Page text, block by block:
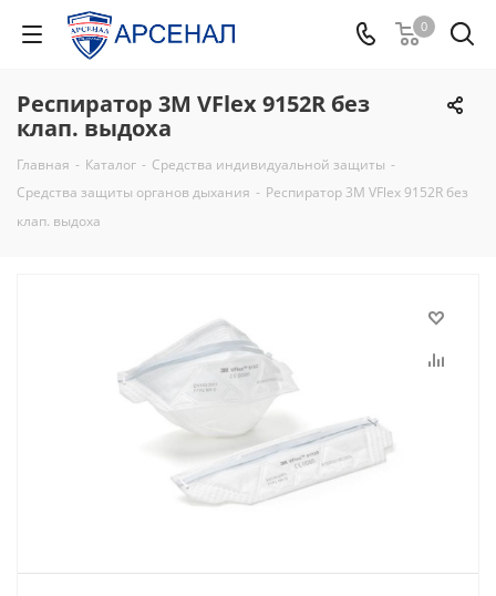
0
Респиратор 3М VFlex 9152R без
клап. выдоха
Главная - Каталог - Средства индивидуальной защиты -
Средства защиты органов дыхания - Респиратор 3М VFlex 9152R без
клап. выдоха